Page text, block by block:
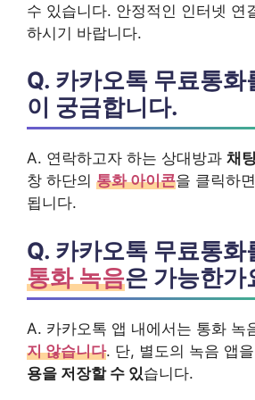
수 있습니다. 안정적인 인터넷 연
하시기 바랍니다.
Q. 카카오톡 무료통화
이 궁금합니다.
A. 연락하고자 하는 상대방과 채
창 하단의 통화 아이콘을 클릭하
됩니다.
Q. 카카오톡 무료통화
통화 녹음은 가능한가
A. 카카오톡 앱 내에서는 통화 녹
지 않습니다. 단, 별도의 녹음 앱
용을 저장할 수 있습니다.